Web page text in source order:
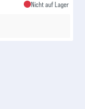
Nicht auf Lager